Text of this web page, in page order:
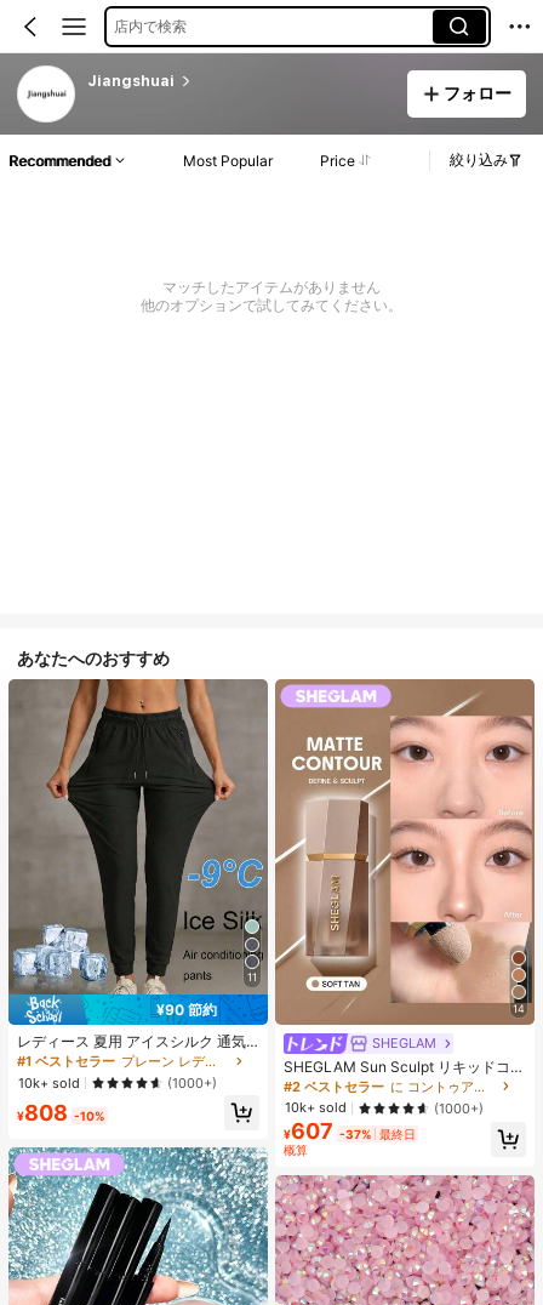
店内で検索
Jiangshuai
フォロー
Recommended Most Popular Price 絞り込み
マッチしたアイテムがありません
他のオプションで試してみてください。
あなたへのおすすめ
11
¥90 節約
レディース 夏用 アイスシルク 通気
性 ランニングパンツ、速乾 軽量 ス
ポーツパンツ ジッパーポケット & ウ
エストバンド付き フィットネス & ジ
ョギング用 ブラック、アスレジャー
#1 ベストセラー
プレーン レディースパンツ
10k+ sold
(1000+)
¥808 -10%
14
SHEGLAM
SHEGLAM Sun Sculpt リキッドコン
ター-Soft Tan ノーズシャドウ シェ
ーディング 女性と女の子のためのブ
ランドビューティーコスメメイクア
ップ
#2 ベストセラー
に コントゥア＆ブロンザー
10k+ sold
(1000+)
¥607 -37% 最終日
概算